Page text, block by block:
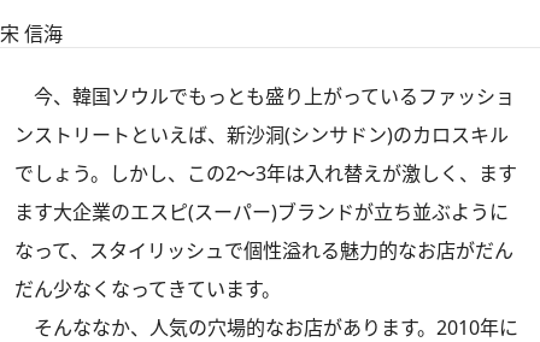
宋 信海
今、韓国ソウルでもっとも盛り上がっているファッショ
ンストリートといえば、新沙洞(シンサドン)のカロスキル
でしょう。しかし、この2～3年は入れ替えが激しく、ます
ます大企業のエスピ(スーパー)ブランドが立ち並ぶように
なって、スタイリッシュで個性溢れる魅力的なお店がだん
だん少なくなってきています。
そんななか、人気の穴場的なお店があります。2010年に